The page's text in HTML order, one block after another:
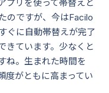
プリを使って帯替えと
のですが、今はFacilo
ぐに自動帯替えが完了
きています。少なくと
ね。生まれた時間を
度がともに高まってい